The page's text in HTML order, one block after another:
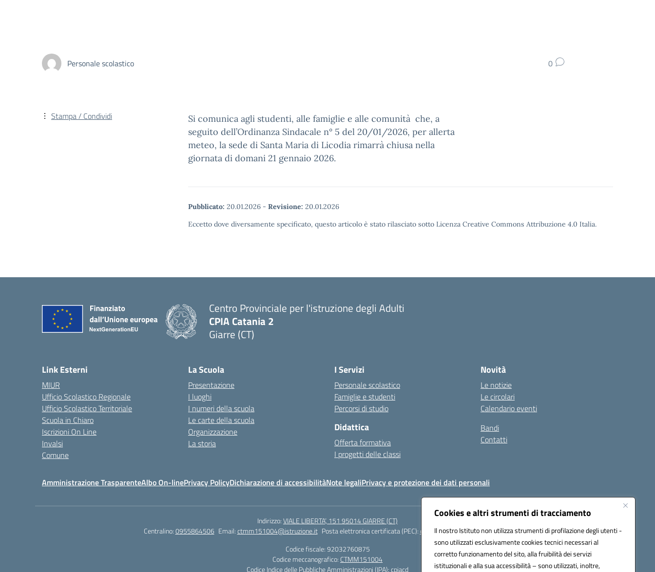
Cookies e altri strumenti di tracciamento
Il nostro Istituto non utilizza strumenti di profilazione degli utenti -
sono utilizzati esclusivamente cookies tecnici necessari al
corretto funzionamento del sito, alla fruibilità dei servizi
istituzionali e alla sua accessibilità – sono utilizzati, inoltre,
Personale scolastico 0
Si comunica agli studenti, alle famiglie e alle comunità che, a
seguito dell’Ordinanza Sindacale n° 5 del 20/01/2026, per allerta
meteo, la sede di Santa Maria di Licodia rimarrà chiusa nella
giornata di domani 21 gennaio 2026.
Pubblicato: 20.01.2026 - Revisione: 20.01.2026
Eccetto dove diversamente specificato, questo articolo è stato rilasciato sotto Licenza Creative Commons Attribuzione 4.0 Italia.
Stampa / Condividi
Centro Provinciale per l'istruzione degli Adulti
CPIA Catania 2
Giarre (CT)
Link Esterni
MIUR
Ufficio Scolastico Regionale
Ufficio Scolastico Territoriale
Scuola in Chiaro
Iscrizioni On Line
Invalsi
Comune
La Scuola
Presentazione
I luoghi
I numeri della scuola
Le carte della scuola
Organizzazione
La storia
I Servizi
Personale scolastico
Famiglie e studenti
Percorsi di studio
Didattica
Offerta formativa
I progetti delle classi
Novità
Le notizie
Le circolari
Calendario eventi
Bandi
Contatti
Amministrazione TrasparenteAlbo On-linePrivacy PolicyDichiarazione di accessibilitàNote legaliPrivacy e protezione dei dati personali
Indirizzo:VIALE LIBERTA’, 151 95014 GIARRE (CT)
Centralino:0955864506 Email:ctmm151004@istruzione.it Posta elettronica certificata (PEC):ctmm151004@pec.istruzione.it
Codice fiscale: 92032760875
Codice meccanografico: CTMM151004
Codice Indice delle Pubbliche Amministrazioni (IPA): cpiacd